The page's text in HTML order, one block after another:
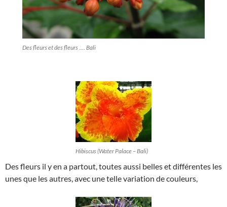
Des fleurs et des fleurs …. Bali
Hibiscus (Water Palace – Bali)
Des fleurs il y en a partout, toutes aussi belles et différentes les
unes que les autres, avec une telle variation de couleurs,